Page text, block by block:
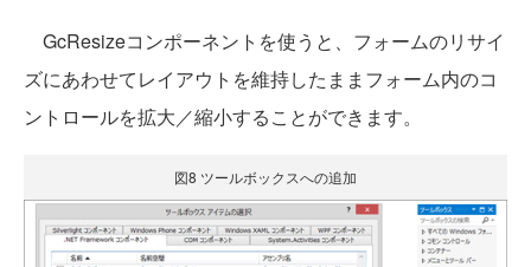
GcResizeコンポーネントを使うと、フォームのリサイ
ズにあわせてレイアウトを維持したままフォーム内のコ
ントロールを拡大／縮小することができます。
図8 ツールボックスへの追加